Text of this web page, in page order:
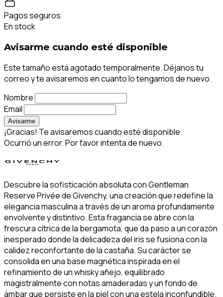
Pagos seguros
En stock
Avisarme cuando esté disponible
Este tamaño está agotado temporalmente. Déjanos tu
correo y te avisaremos en cuanto lo tengamos de nuevo.
Nombre
Email
Avisarme
¡Gracias! Te avisaremos cuando esté disponible.
Ocurrió un error. Por favor intenta de nuevo.
Descubre la sofisticación absoluta con Gentleman
Reserve Privée de Givenchy, una creación que redefine la
elegancia masculina a través de un aroma profundamente
envolvente y distintivo. Esta fragancia se abre con la
frescura cítrica de la bergamota, que da paso a un corazón
inesperado donde la delicadeza del iris se fusiona con la
calidez reconfortante de la castaña. Su carácter se
consolida en una base magnética inspirada en el
refinamiento de un whisky añejo, equilibrado
magistralmente con notas amaderadas y un fondo de
ámbar que persiste en la piel con una estela inconfundible.